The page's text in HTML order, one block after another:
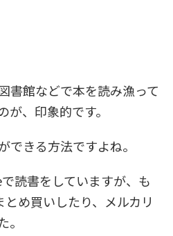
書館などで本を読み漁って
、印象的です。
できる方法ですよね。
読書をしていますが、も
とめ買いしたり、メルカリ